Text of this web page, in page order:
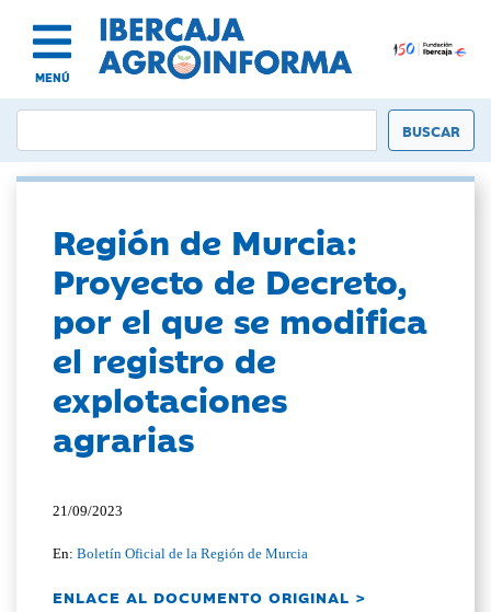
MENÚ
Región de Murcia:
Proyecto de Decreto,
por el que se modifica
el registro de
explotaciones
agrarias
21/09/2023
En:Boletín Oficial de la Región de Murcia
ENLACE AL DOCUMENTO ORIGINAL >